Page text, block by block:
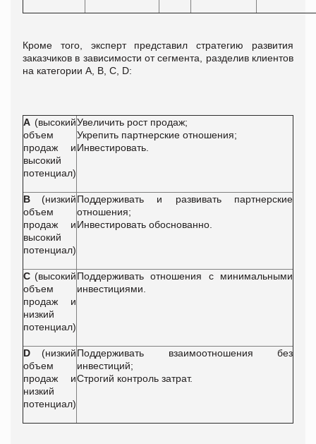
Кроме того, эксперт представил стратегию развития
заказчиков в зависимости от сегмента, разделив клиентов
на категории A, B, C, D:
А (высокий
объем
продаж и
высокий
потенциал)
Увеличить рост продаж;
Укрепить партнерские отношения;
Инвестировать.
B (низкий
объем
продаж и
высокий
потенциал)
Поддерживать и развивать партнерские
отношения;
Инвестировать обоснованно.
C (высокий
объем
продаж и
низкий
потенциал)
Поддерживать отношения с минимальными
инвестициями.
D
(низкий
объем
продаж и
низкий
потенциал)
Поддерживать взаимоотношения без
инвестиций;
Строгий контроль затрат.